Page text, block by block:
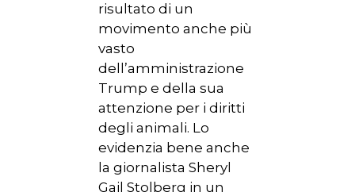
risultato di un
movimento anche più
vasto
dell’amministrazione
Trump e della sua
attenzione per i diritti
degli animali. Lo
evidenzia bene anche
la giornalista Sheryl
Gail Stolberg in un